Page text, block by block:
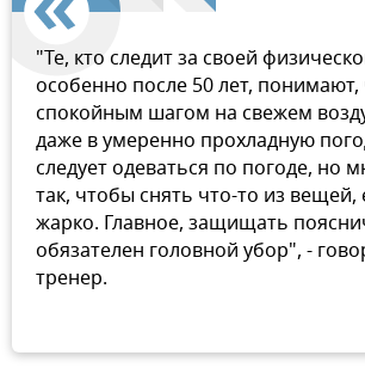
"Те, кто следит за своей
особенно после 50 лет, понимают,
спокойным шагом на свежем
даже в умеренно прохладную
следует одеваться по погоде, но
так, чтобы снять что-то из вещей,
жарко. Главное, защищать
обязателен головной убор", -
тренер.